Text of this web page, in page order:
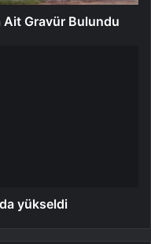
Ait Gravür Bulundu
yükseldi